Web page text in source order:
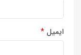
ایمیل *